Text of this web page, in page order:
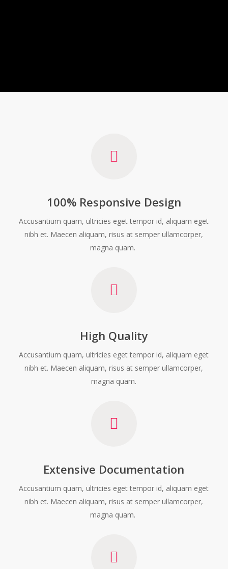
100% Responsive Design
Accusantium quam, ultricies eget tempor id, aliquam eget
nibh et. Maecen aliquam, risus at semper ullamcorper,
magna quam.
High Quality
Accusantium quam, ultricies eget tempor id, aliquam eget
nibh et. Maecen aliquam, risus at semper ullamcorper,
magna quam.
Extensive Documentation
Accusantium quam, ultricies eget tempor id, aliquam eget
nibh et. Maecen aliquam, risus at semper ullamcorper,
magna quam.